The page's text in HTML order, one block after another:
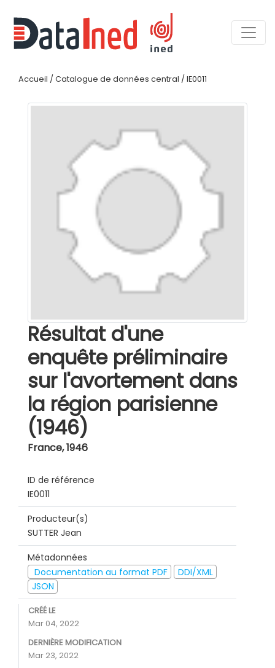
Accueil / Catalogue de données central / IE0011
Résultat d'une
enquête préliminaire
sur l'avortement dans
la région parisienne
(1946)
France,1946
ID de référence
IE0011
Producteur(s)
SUTTER Jean
Métadonnées
Documentation au format PDF
DDI/XML
JSON
CRÉÉ LE
Mar 04, 2022
DERNIÈRE MODIFICATION
Mar 23, 2022